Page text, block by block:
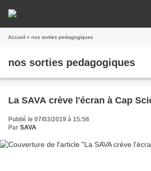
Accueil » nos sorties pedagogiques
nos sorties pedagogiques
La SAVA crève l'écran à Cap
Publié le 07/03/2019 à 15:56
Par SAVA